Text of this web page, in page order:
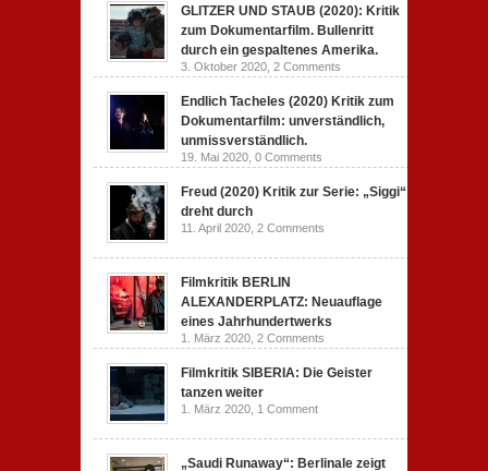
GLITZER UND STAUB (2020): Kritik
zum Dokumentarfilm. Bullenritt
durch ein gespaltenes Amerika.
3. Oktober 2020, 2 Comments
Endlich Tacheles (2020) Kritik zum
Dokumentarfilm: unverständlich,
unmissverständlich.
19. Mai 2020, 0 Comments
Freud (2020) Kritik zur Serie: „Siggi“
dreht durch
11. April 2020, 2 Comments
Filmkritik BERLIN
ALEXANDERPLATZ: Neuauflage
eines Jahrhundertwerks
1. März 2020, 2 Comments
Filmkritik SIBERIA: Die Geister
tanzen weiter
1. März 2020, 1 Comment
„Saudi Runaway“: Berlinale zeigt